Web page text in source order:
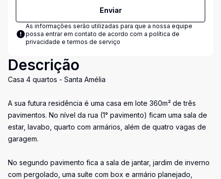
Enviar
As informações serão utilizadas para que a nossa equipe
possa entrar em contato de acordo com a política de
privacidade e termos de serviço
Descrição
Casa 4 quartos - Santa Amélia
A sua futura residência é uma casa em lote 360m² de três
pavimentos. No nível da rua (1° pavimento) ficam uma sala de
estar, lavabo, quarto com armários, além de quatro vagas de
garagem.
No segundo pavimento fica a sala de jantar, jardim de inverno
com pergolado, uma suíte com box e armário planejado,